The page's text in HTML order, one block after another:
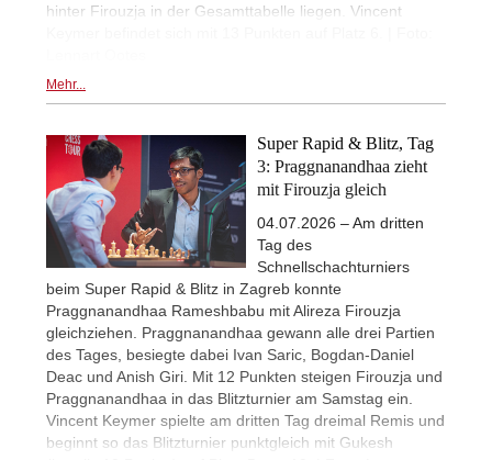
hinter Firouzja in der Gesamttabelle liegen. Vincent
Mehr...
Super Rapid & Blitz, Tag
3: Praggnanandhaa zieht
mit Firouzja gleich
04.07.2026 – Am dritten
Tag des
Schnellschachturniers
beim Super Rapid & Blitz in Zagreb konnte
Praggnanandhaa Rameshbabu mit Alireza Firouzja
gleichziehen. Praggnanandhaa gewann alle drei Partien
des Tages, besiegte dabei Ivan Saric, Bogdan-Daniel
Deac und Anish Giri. Mit 12 Punkten steigen Firouzja und
Praggnanandhaa in das Blitzturnier am Samstag ein.
Vincent Keymer spielte am dritten Tag dreimal Remis und
beginnt so das Blitzturnier punktgleich mit Gukesh